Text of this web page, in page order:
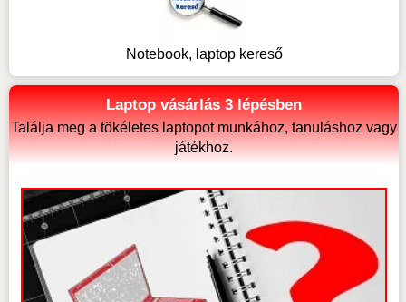
Notebook, laptop kereső
Laptop vásárlás 3 lépésben
Találja meg a tökéletes laptopot munkához, tanuláshoz vagy
játékhoz.